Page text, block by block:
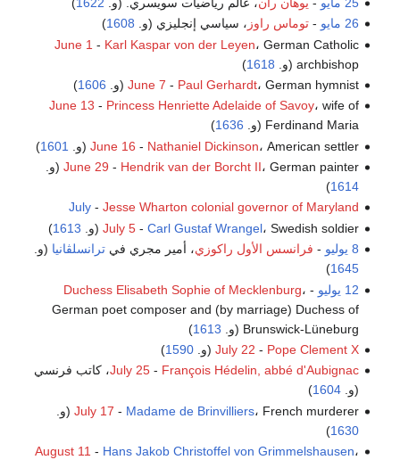
26 مايو
-توماس راوز ، سياسي إنجليزي (و. 1608
)
June 1 - Karl Kaspar von der Leyen، German Catholic
archbishop (و.
1618
)
June 7 - Paul Gerhardt، German hymnist (و. 1606
)
June 13 - Princess Henriette Adelaide of Savoy، wife of
Ferdinand Maria (و.
1636
)
June 16 - Nathaniel Dickinson، American settler (و. 1601
)
June 29 - Hendrik van der Borcht II، German painter (و.
1614
)
July- Jesse Wharton colonial governor of Maryland
July 5- Carl Gustaf Wrangel، Swedish soldier (و. 1613
)
8 يوليو
- فرانسس الأول راكوزي، أمير مجري فيترانسلڤانيا (و.
1645
)
12 يوليو
-
Duchess Elisabeth Sophie of Mecklenburg،
German poet composer and (by marriage) Duchess of
Brunswick-Lüneburg (و.
1613
)
July 22 - Pope Clement X (و.1590
)
July 25- François Hédelin, abbé d'Aubignac
، كاتب فرنسي
(و.1604
)
July 17 - Madame de Brinvilliers، French murderer (و.
1630
)
August 11 - Hans Jakob Christoffel von Grimmelshausen،